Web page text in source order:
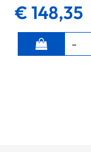
€ 148,35
Quantità